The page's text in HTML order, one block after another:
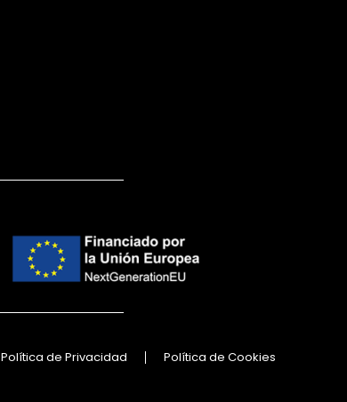
Política de Privacidad Política de Cookies